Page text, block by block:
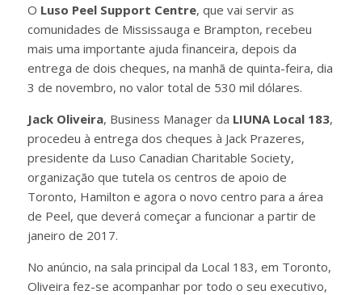
O Luso Peel Support Centre, que vai servir as
comunidades de Mississauga e Brampton, recebeu
mais uma importante ajuda financeira, depois da
entrega de dois cheques, na manhã de quinta-feira, dia
3 de novembro, no valor total de 530 mil dólares.
Jack Oliveira, Business Manager da LIUNA Local 183,
procedeu à entrega dos cheques à Jack Prazeres,
presidente da Luso Canadian Charitable Society,
organização que tutela os centros de apoio de
Toronto, Hamilton e agora o novo centro para a área
de Peel, que deverá começar a funcionar a partir de
janeiro de 2017.
No anúncio, na sala principal da Local 183, em Toronto,
Oliveira fez-se acompanhar por todo o seu executivo,